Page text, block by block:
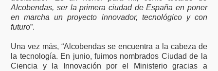
Alcobendas, ser la primera ciudad de España en poner
en marcha un proyecto innovador, tecnológico y con
futuro”.
Una vez más, “Alcobendas se encuentra a la cabeza de
la tecnología. En junio, fuimos nombrados Ciudad de la
Ciencia y la Innovación por el Ministerio gracias a